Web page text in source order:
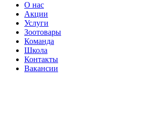
О нас
Акции
Услуги
Зоотовары
Команда
Школа
Контакты
Вакансии